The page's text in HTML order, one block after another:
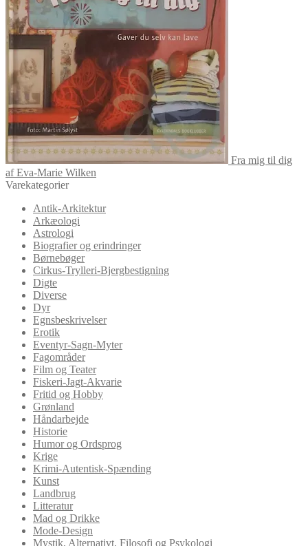
Fra mig til dig
af Eva-Marie Wilken
Varekategorier
Antik-Arkitektur
Arkæologi
Astrologi
Biografier og erindringer
Børnebøger
Cirkus-Trylleri-Bjergbestigning
Digte
Diverse
Dyr
Egnsbeskrivelser
Erotik
Eventyr-Sagn-Myter
Fagområder
Film og Teater
Fiskeri-Jagt-Akvarie
Fritid og Hobby
Grønland
Håndarbejde
Historie
Humor og Ordsprog
Krige
Krimi-Autentisk-Spænding
Kunst
Landbrug
Litteratur
Mad og Drikke
Mode-Design
Mystik, Alternativt, Filosofi og Psykologi